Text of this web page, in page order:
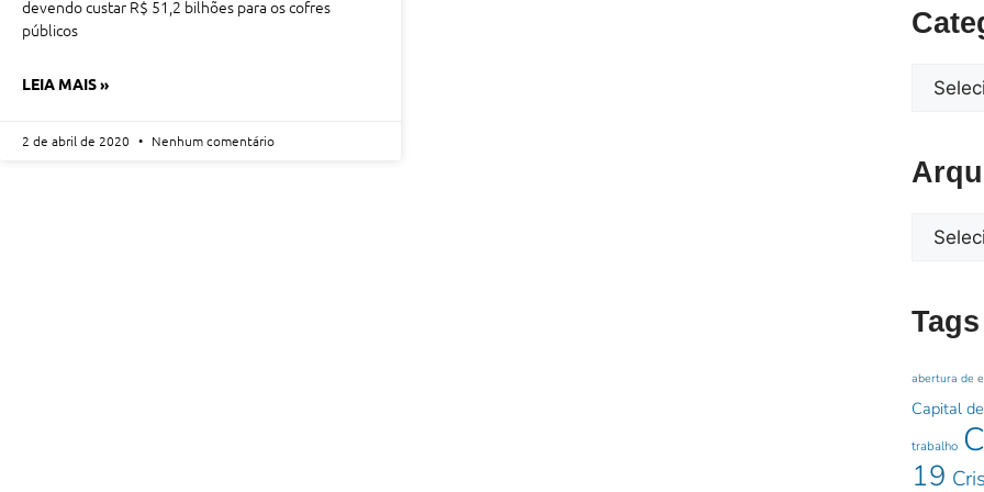
devendo custar R$ 51,2 bilhões para os cofres
públicos
LEIA MAIS »
2 de abril de 2020 Nenhum comentário
Tags
abertura de
Capital
trabalho
19